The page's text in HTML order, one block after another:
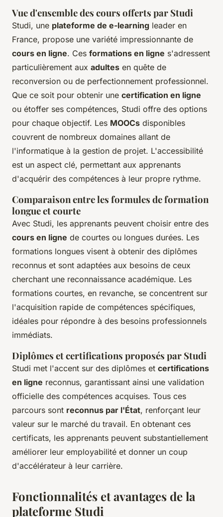
Vue d'ensemble des cours offerts par Studi
Studi, une plateforme de e-learning leader en
France, propose une variété impressionnante de
cours en ligne. Ces formations en ligne s'adressent
particulièrement aux adultes en quête de
reconversion ou de perfectionnement professionnel.
Que ce soit pour obtenir une certification en ligne
ou étoffer ses compétences, Studi offre des options
pour chaque objectif. Les MOOCs disponibles
couvrent de nombreux domaines allant de
l'informatique à la gestion de projet. L'accessibilité
est un aspect clé, permettant aux apprenants
d'acquérir des compétences à leur propre rythme.
Comparaison entre les formules de formation
longue et courte
Avec Studi, les apprenants peuvent choisir entre des
cours en ligne de courtes ou longues durées. Les
formations longues visent à obtenir des diplômes
reconnus et sont adaptées aux besoins de ceux
cherchant une reconnaissance académique. Les
formations courtes, en revanche, se concentrent sur
l'acquisition rapide de compétences spécifiques,
idéales pour répondre à des besoins professionnels
immédiats.
Diplômes et certifications proposés par Studi
Studi met l'accent sur des diplômes et certifications
en ligne reconnus, garantissant ainsi une validation
officielle des compétences acquises. Tous ces
parcours sont reconnus par l'État, renforçant leur
valeur sur le marché du travail. En obtenant ces
certificats, les apprenants peuvent substantiellement
améliorer leur employabilité et donner un coup
d'accélérateur à leur carrière.
Fonctionnalités et avantages de la
plateforme Studi